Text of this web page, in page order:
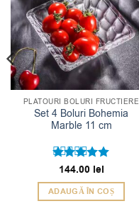
PLATOURI BOLURI FRUCTIERE
Set 4 Boluri Bohemia
Marble 11 cm
Evaluat la
5din 5
144.00 lei
ADAUGĂ ÎN COȘ